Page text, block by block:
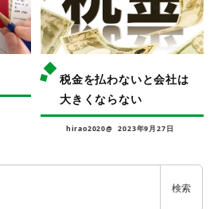
税金を払わないと会社は
大きくならない
hirao2020@ 2023年9月27日
検索